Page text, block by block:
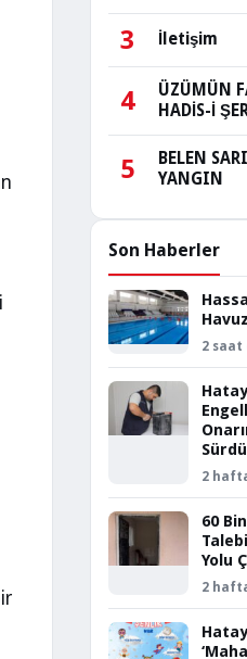
3 İletişim
4
ÜZÜMÜN
HADİS-İ
5
BELEN
YANGIN
Son Haberler
2 saat
2
60
Yolu
2